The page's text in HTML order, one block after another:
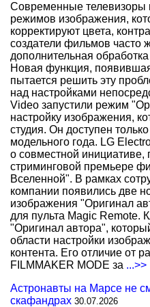
Современные телевизоры
режимов изображения,
корректируют цвета,
создатели фильмов часто
дополнительная
Новая функция,
пытается решить эту
над настройками
Video запустили режим
настройку изображения,
студия. Он доступен
модельного года. LG
о совместной инициативе,
стриминговой премьере
Вселенной". В рамках
компании появились две
изображения "Оригинал
для пульта Magic Remote.
"Оригинал автора",
области настройки
контента. Его отличие от
FILMMAKER MODE за ...>>
Астронавты на Марсе не
скафандрах 30.07.2026